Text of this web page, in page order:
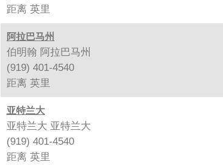
距离 英里
阿拉巴马州
伯明翰 阿拉巴马州
(919) 401-4540
距离 英里
亚特兰大
亚特兰大 亚特兰大
(919) 401-4540
距离 英里